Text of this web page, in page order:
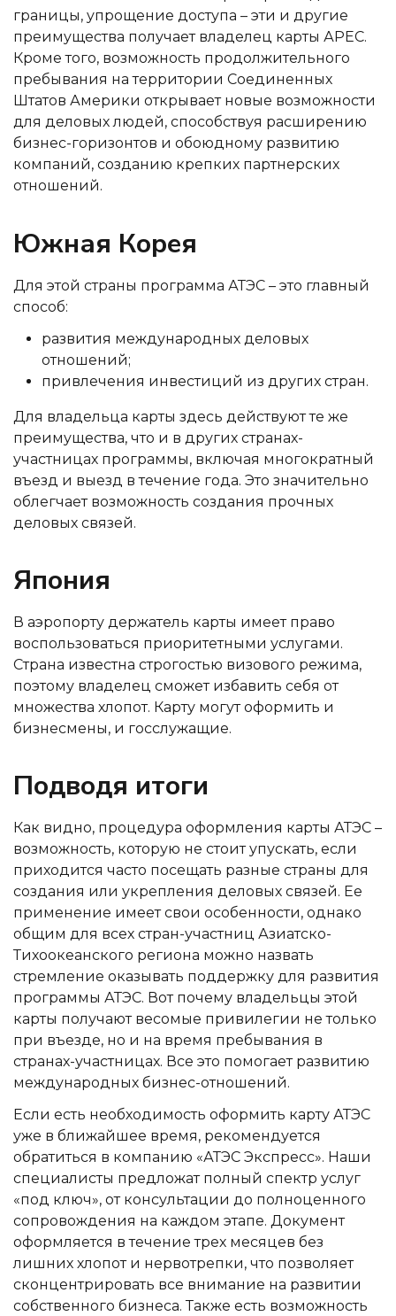
границы, упрощение доступа – эти и другие
преимущества получает владелец карты АРЕС.
Кроме того, возможность продолжительного
пребывания на территории Соединенных
Штатов Америки открывает новые возможности
для деловых людей, способствуя расширению
бизнес-горизонтов и обоюдному развитию
компаний, созданию крепких партнерских
отношений.
Южная Корея
Для этой страны программа АТЭС – это главный
способ:
развития международных деловых
отношений;
привлечения инвестиций из других стран.
Для владельца карты здесь действуют те же
преимущества, что и в других странах-
участницах программы, включая многократный
въезд и выезд в течение года. Это значительно
облегчает возможность создания прочных
деловых связей.
Япония
В аэропорту держатель карты имеет право
воспользоваться приоритетными услугами.
Страна известна строгостью визового режима,
поэтому владелец сможет избавить себя от
множества хлопот. Карту могут оформить и
бизнесмены, и госслужащие.
Подводя итоги
Как видно, процедура оформления карты АТЭС –
возможность, которую не стоит упускать, если
приходится часто посещать разные страны для
создания или укрепления деловых связей. Ее
применение имеет свои особенности, однако
общим для всех стран-участниц Азиатско-
Тихоокеанского региона можно назвать
стремление оказывать поддержку для развития
программы АТЭС. Вот почему владельцы этой
карты получают весомые привилегии не только
при въезде, но и на время пребывания в
странах-участницах. Все это помогает развитию
международных бизнес-отношений.
Если есть необходимость оформить карту АТЭС
уже в ближайшее время, рекомендуется
обратиться в компанию «АТЭС Экспресс». Наши
специалисты предложат полный спектр услуг
«под ключ», от консультации до полноценного
сопровождения на каждом этапе. Документ
оформляется в течение трех месяцев без
лишних хлопот и нервотрепки, что позволяет
сконцентрировать все внимание на развитии
собственного бизнеса. Также есть возможность